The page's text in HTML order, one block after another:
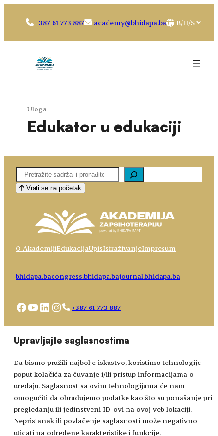
Upravljajte saglasnostima
Da bismo pružili najbolje iskustvo, koristimo tehnologije
poput kolačića za čuvanje i/ili pristup informacijama o
uređaju. Saglasnost sa ovim tehnologijama će nam
omogućiti da obrađujemo podatke kao što su ponašanje pri
pregledanju ili jedinstveni ID-ovi na ovoj veb lokaciji.
Nepristanak ili povlačenje saglasnosti može negativno
uticati na određene karakteristike i funkcije.
+387 61 773 887 academy@bhidapa.ba
Choose
Uloga
Edukator u edukaciji
Pretaga
Vrati se na početak
O AkademijiEdukacijaUpisIstraživanjeImpresum
bhidapa.bacongress.bhidapa.bajournal.bhidapa.ba
Facebook
YouTube
LinkedIn
Instagram
+387 61 773 887
academy@bhidapa.ba
Choose
language